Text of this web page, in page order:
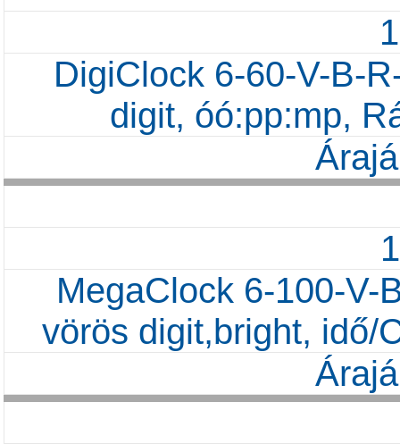
DigiClock 6-60-V-B-
digit, óó:pp:mp,
MegaClock 6-100-V-
vörös digit,bright, idő/